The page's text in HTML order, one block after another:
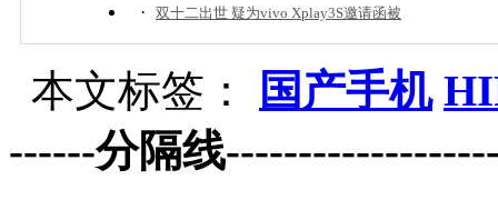
· 双十二出世 疑为vivo Xplay3S邀请函被
本文标签： 国产手机
------分隔线